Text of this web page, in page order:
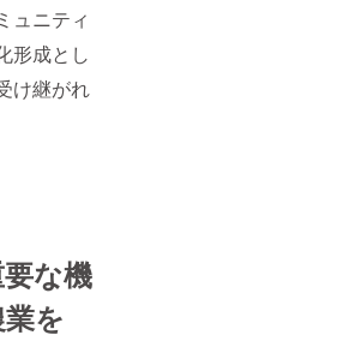
ュニティ
形成とし
け継がれ
な機
を